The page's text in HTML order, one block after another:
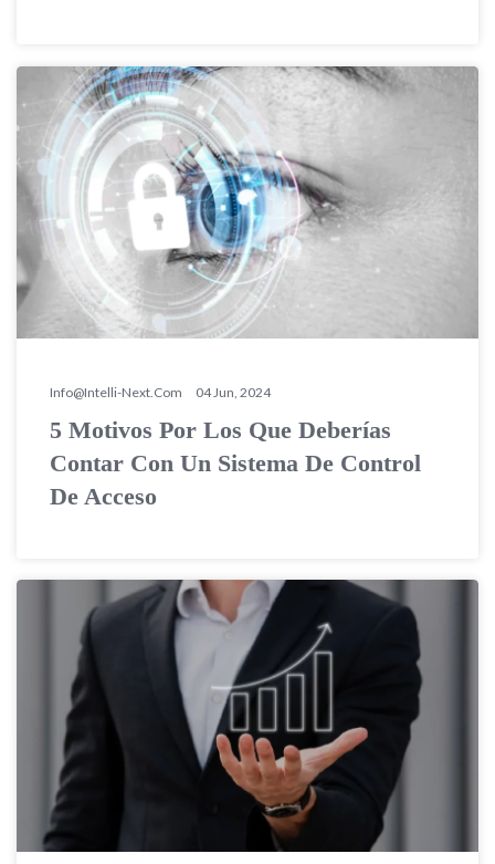
Info@intelli-Next.com 04 Jun, 2024
5 Motivos Por Los Que Deberías
Contar Con Un Sistema De Control
De Acceso